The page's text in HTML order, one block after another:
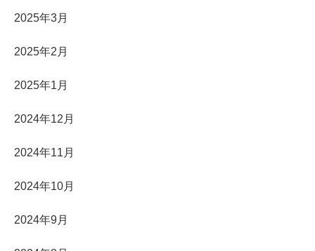
2025年3月
2025年2月
2025年1月
2024年12月
2024年11月
2024年10月
2024年9月